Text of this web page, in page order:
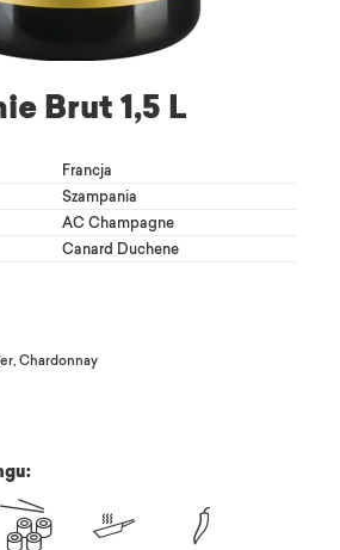
Brut 1,5 L
Francja
Szampania
AC Champagne
Canard Duchene
, Chardonnay